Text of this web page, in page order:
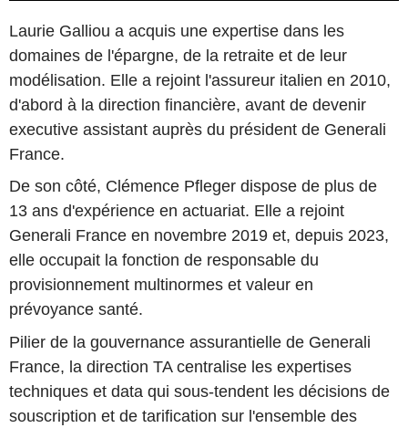
Laurie Galliou a acquis une expertise dans les
domaines de l'épargne, de la retraite et de leur
modélisation. Elle a rejoint l'assureur italien en 2010,
d'abord à la direction financière, avant de devenir
executive assistant auprès du président de Generali
France.
De son côté, Clémence Pfleger dispose de plus de
13 ans d'expérience en actuariat. Elle a rejoint
Generali France en novembre 2019 et, depuis 2023,
elle occupait la fonction de responsable du
provisionnement multinormes et valeur en
prévoyance santé.
Pilier de la gouvernance assurantielle de Generali
France, la direction TA centralise les expertises
techniques et data qui sous-tendent les décisions de
souscription et de tarification sur l'ensemble des